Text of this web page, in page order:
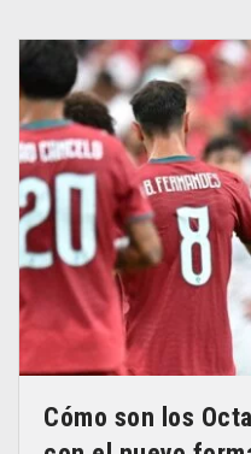
Cómo son los